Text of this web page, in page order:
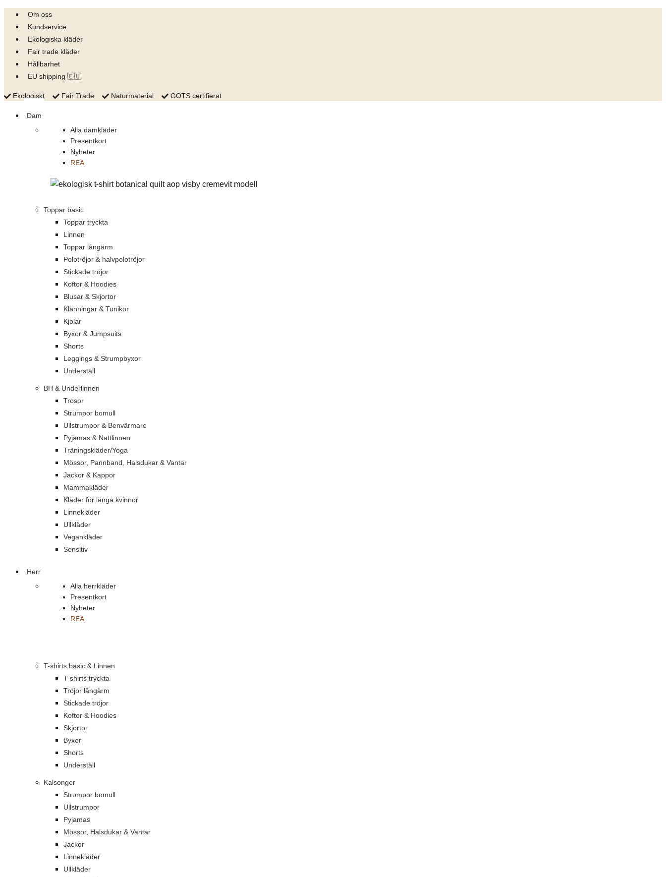
Skip
content
Om oss
Kundservice
Ekologiska kläder
Fair trade kläder
Hållbarhet
EU shipping 🇪🇺
Ekologiskt Fair Trade Naturmaterial GOTS certifierat
Dam
Alla damkläder
Presentkort
Nyheter
REA
Toppar basic
Toppar tryckta
Linnen
Toppar långärm
Polotröjor & halvpolotröjor
Stickade tröjor
Koftor & Hoodies
Blusar & Skjortor
Klänningar & Tunikor
Kjolar
Byxor & Jumpsuits
Shorts
Leggings & Strumpbyxor
Underställ
BH & Underlinnen
Trosor
Strumpor bomull
Ullstrumpor & Benvärmare
Pyjamas & Nattlinnen
Träningskläder/Yoga
Mössor, Pannband, Halsdukar & Vantar
Jackor & Kappor
Mammakläder
Kläder för långa kvinnor
Linnekläder
Ullkläder
Vegankläder
Sensitiv
Herr
Alla herrkläder
Presentkort
Nyheter
REA
T-shirts basic & Linnen
T-shirts tryckta
Tröjor långärm
Stickade tröjor
Koftor & Hoodies
Skjortor
Byxor
Shorts
Underställ
Kalsonger
Strumpor bomull
Ullstrumpor
Pyjamas
Mössor, Halsdukar & Vantar
Jackor
Linnekläder
Ullkläder